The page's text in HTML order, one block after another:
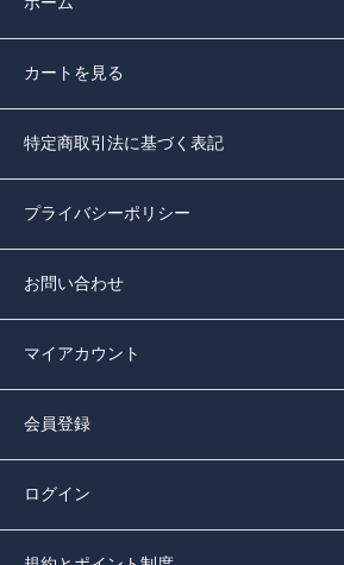
カートを見る
特定商取引法に基づく表記
プライバシーポリシー
お問い合わせ
マイアカウント
会員登録
ログイン